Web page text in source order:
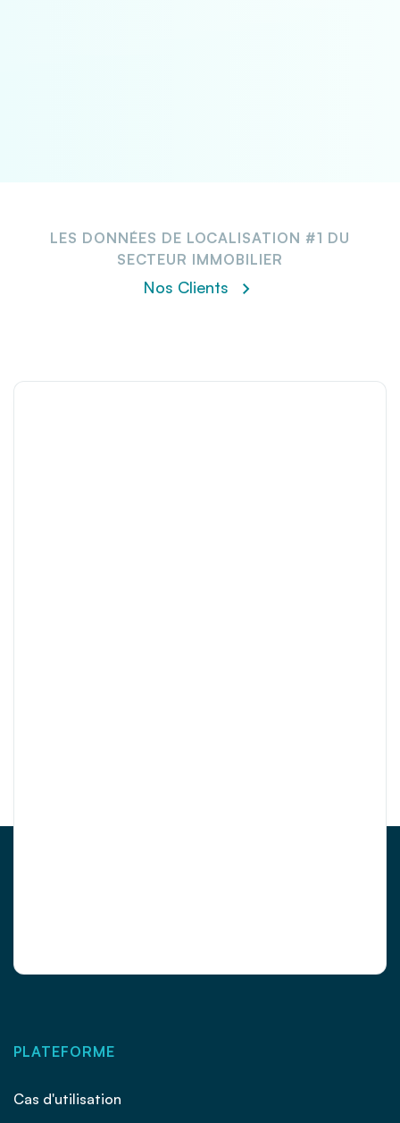
LES DONNÉES DE LOCALISATION #1 DU
SECTEUR IMMOBILIER
Nos Clients
PLATEFORME
Cas d'utilisation